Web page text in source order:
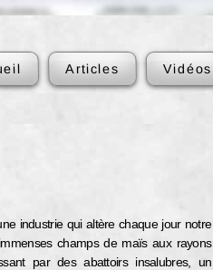
Articles Vidéos
industrie qui altère chaque jour notre
champs de maïs aux rayons
par des abattoirs insalubres, un